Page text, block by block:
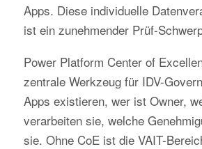
Apps. Diese individuelle
ist ein zunehmender Prüf-
Power Platform Center of
zentrale Werkzeug für IDV-
Apps existieren, wer ist Owner,
verarbeiten sie, welche
sie. Ohne CoE ist die VAIT-